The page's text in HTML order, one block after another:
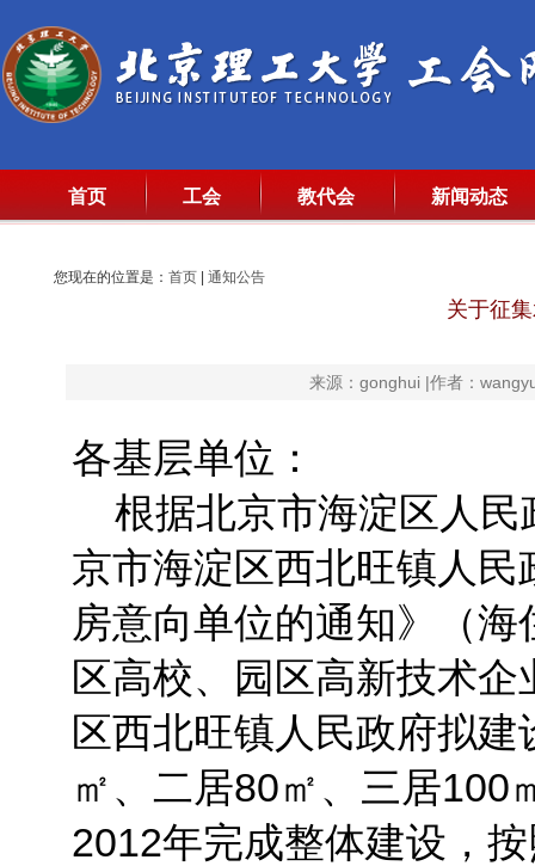
首页 工会 教代会 新闻动态
您现在的位置是： 首页 通知公告
关于征
来源：gonghui |作者：
各基层单位：
根据北京市海淀区人民
京市海淀区西北旺镇人
房意向单位的通知》（
区高校、园区高新技术
区西北旺镇人民政府拟
㎡、二居80㎡、三居100
2012年完成整体建设，